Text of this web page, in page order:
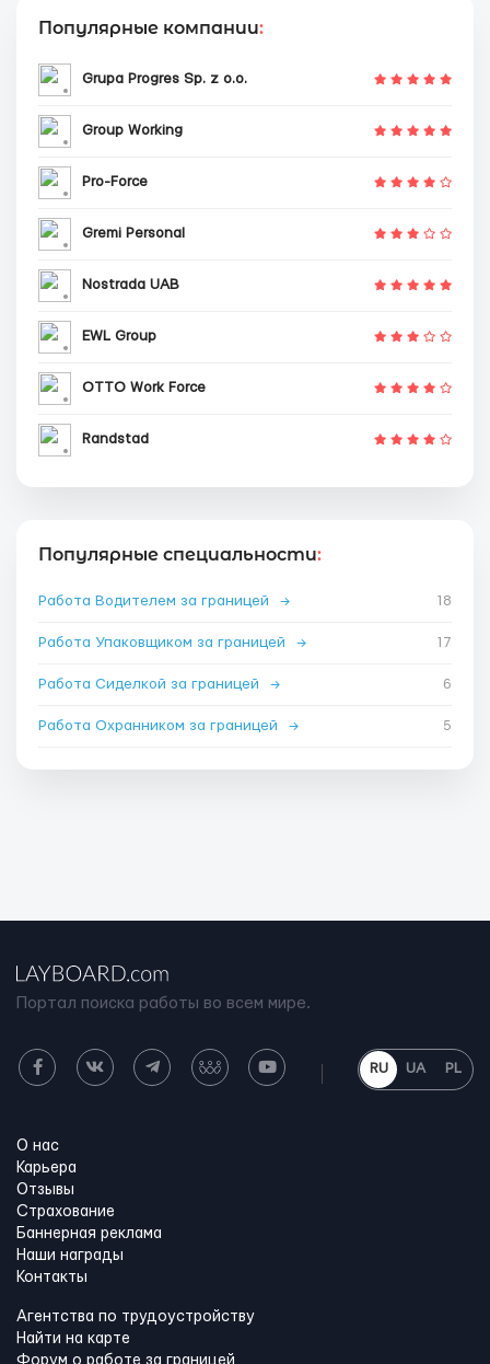
Популярные компании:
Grupa Progres Sp. z o.o.
Group Working
Pro-Force
Gremi Personal
Nostrada UAB
EWL Group
OTTO Work Force
Randstad
Популярные специальности:
Работа Водителем за границей → 18
Работа Упаковщиком за границей → 17
Работа Сиделкой за границей → 6
Работа Охранником за границей → 5
Портал поиска работы во всем мире.
RU UA PL
О нас
Карьера
Отзывы
Страхование
Баннерная реклама
Наши награды
Контакты
Агентства по трудоустройству
Найти на карте
Форум о работе за границей